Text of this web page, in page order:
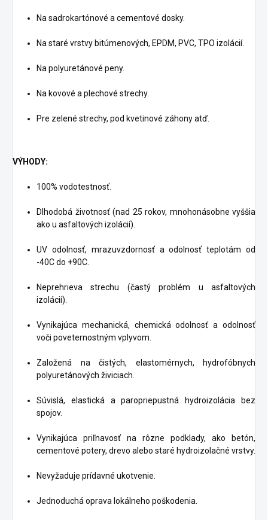
Na sadrokartónové a cementové dosky.
Na staré vrstvy bitúmenových, EPDM, PVC, TPO izolácií.
Na polyuretánové peny.
Na kovové a plechové strechy.
Pre zelené strechy, pod kvetinové záhony atď.
VÝHODY:
100% vodotestnosť.
Dlhodobá životnosť (nad 25 rokov, mnohonásobne vyššia
ako u asfaltových izolácií).
UV odolnosť, mrazuvzdornosť a odolnosť teplotám od
-40C do +90C.
Neprehrieva strechu (častý problém u asfaltových
izolácií).
Vynikajúca mechanická, chemická odolnosť a odolnosť
voči poveternostným vplyvom.
Založená na čistých, elastomérnych, hydrofóbnych
polyuretánových živiciach.
Súvislá, elastická a paropriepustná hydroizolácia bez
spojov.
Vynikajúca priľnavosť na rôzne podklady, ako betón,
cementové potery, drevo alebo staré hydroizolačné vrstvy.
Nevyžaduje prídavné ukotvenie.
Jednoduchá oprava lokálneho poškodenia.